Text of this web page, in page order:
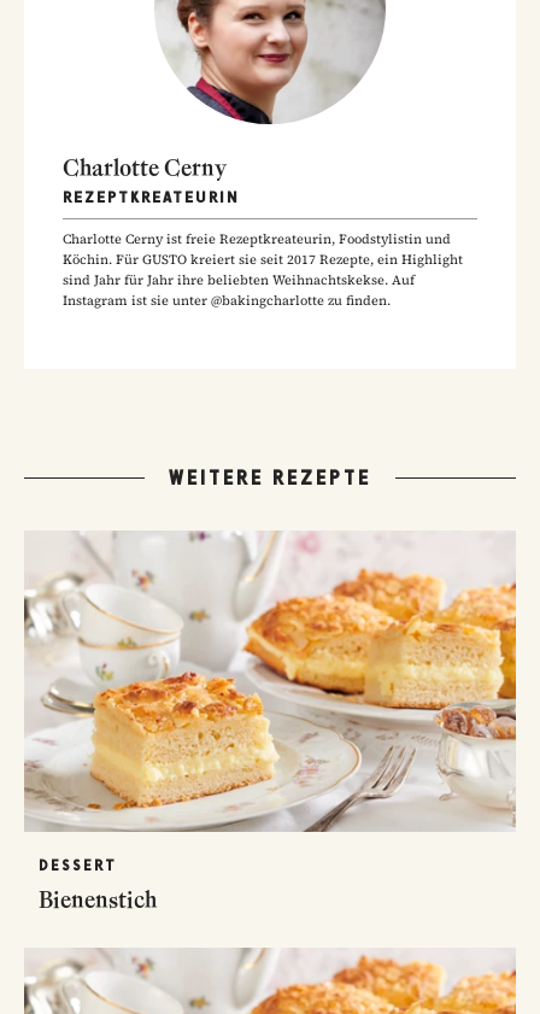
Charlotte Cerny
REZEPTKREATEURIN
Charlotte Cerny ist freie Rezeptkreateurin, Foodstylistin und
Köchin. Für GUSTO kreiert sie seit 2017 Rezepte, ein Highlight
sind Jahr für Jahr ihre beliebten Weihnachtskekse. Auf
Instagram ist sie unter @bakingcharlotte zu finden.
WEITERE REZEPTE
DESSERT
Bienenstich